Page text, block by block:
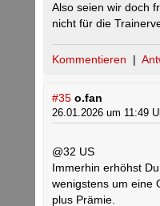
Also seien wir doch
nicht für die
Kommentieren |
#35 o.fan
26.01.2026 um 11:49
@32 US
Immerhin erhöhst
wenigstens um eine
plus Prämie.